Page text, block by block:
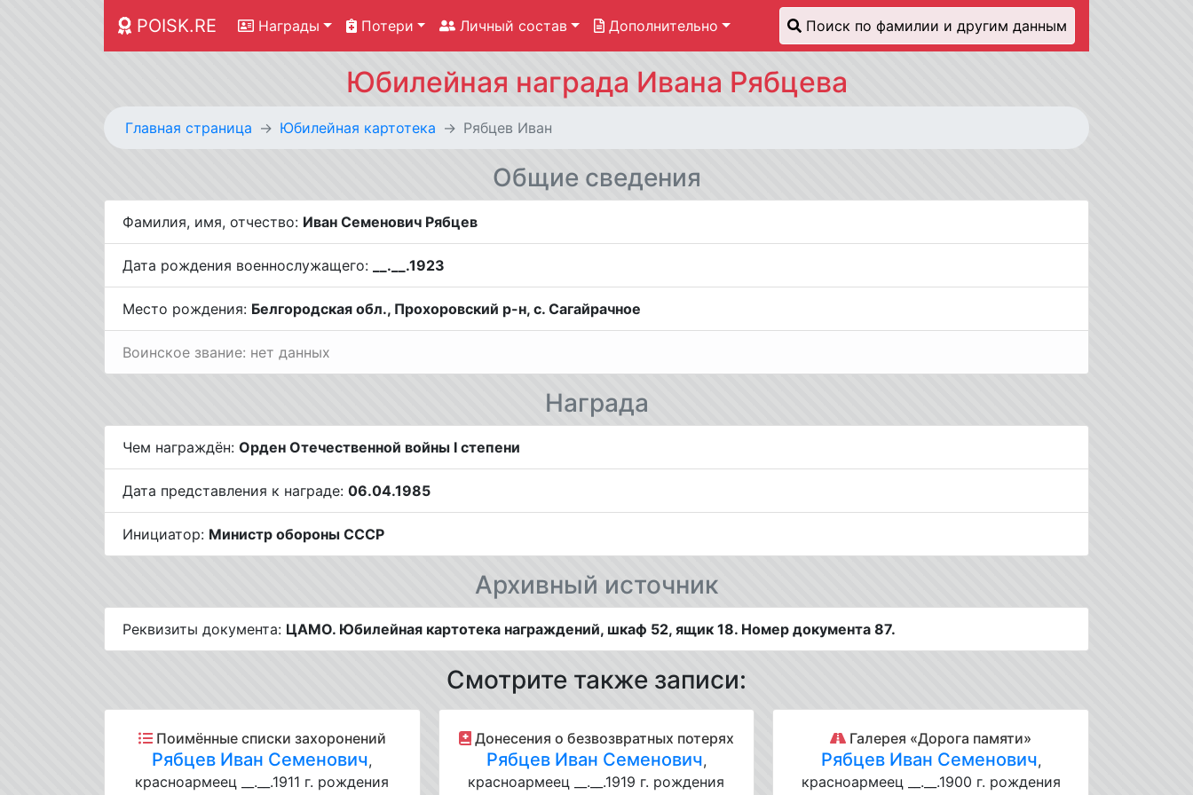
POISK.RE Награды Потери Личный состав Дополнительно Поиск по фамилии и другим данным
Юбилейная награда Ивана Рябцева
Главная страница Юбилейная картотека Рябцев Иван
Общие сведения
Фамилия, имя, отчество: Иван Семенович Рябцев
Дата рождения военнослужащего: __.__.1923
Место рождения: Белгородская обл., Прохоровский р-н, с. Сагайрачное
Воинское звание: нет данных
Награда
Чем награждён: Орден Отечественной войны I степени
Дата представления к награде: 06.04.1985
Инициатор: Министр обороны СССР
Архивный источник
Реквизиты документа: ЦАМО. Юбилейная картотека награждений, шкаф 52, ящик 18. Номер документа 87.
Смотрите также записи:
Поимённые списки захоронений
Рябцев Иван Семенович,
красноармеец __.__.1911 г. рождения
Донесения о безвозвратных потерях
Рябцев Иван Семенович,
красноармеец __.__.1919 г. рождения
Галерея «Дорога памяти»
Рябцев Иван Семенович,
красноармеец __.__.1900 г. рождения